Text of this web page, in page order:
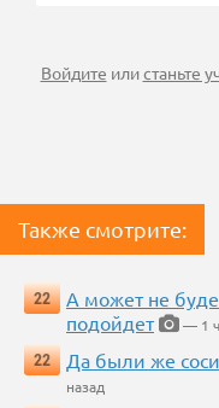
Войдите илистаньте
Также смотрите:
22
А может не
подойдет
— 1
22
Да были же
назад